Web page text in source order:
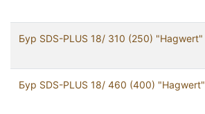
Бур SDS-PLUS 18/ 310 (250) "Hagwert"
Бур SDS-PLUS 18/ 460 (400) "Hagwert"